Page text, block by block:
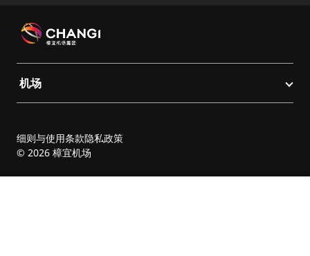
机场
细则与使用条款隐私政策
© 2026 樟宜机场